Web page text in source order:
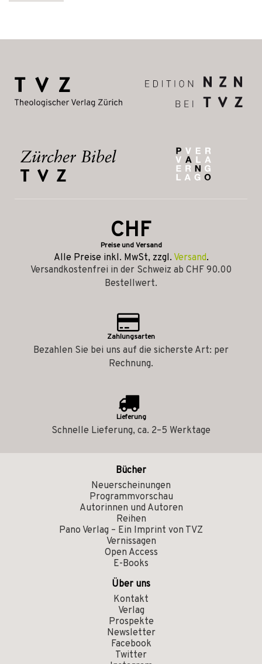
CHF
Preise und Versand
Alle Preise inkl. MwSt, zzgl. Versand.
Versandkostenfrei in der Schweiz ab CHF 90.00
Bestellwert.
Zahlungsarten
Bezahlen Sie bei uns auf die sicherste Art: per
Rechnung.
Lieferung
Schnelle Lieferung, ca. 2–5 Werktage
Bücher
Neuerscheinungen
Programmvorschau
Autorinnen und Autoren
Reihen
Pano Verlag – Ein Imprint von TVZ
Vernissagen
Open Access
E-Books
Über uns
Kontakt
Verlag
Prospekte
Newsletter
Facebook
Twitter